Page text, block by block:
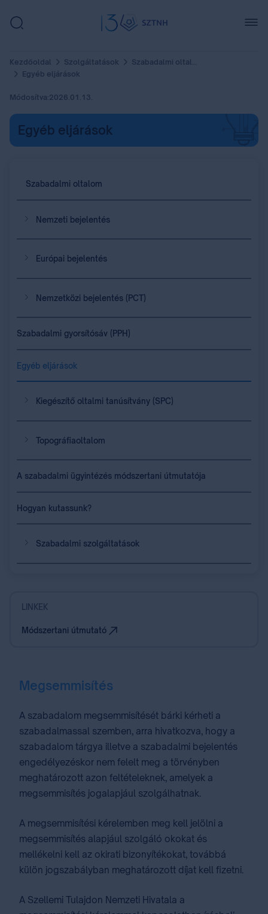
Kezdőoldal Szolgáltatások
Szabadalmi oltalom
Egyéb eljárások
Módosítva:2026.01.13.
Egyéb eljárások
Szabadalmi oltalom
Nemzeti bejelentés
Európai bejelentés
Nemzetközi bejelentés (PCT)
Szabadalmi gyorsítósáv (PPH)
Egyéb eljárások
Kiegészítő oltalmi tanúsítvány (SPC)
Topográfiaoltalom
A szabadalmi ügyintézés módszertani útmutatója
Hogyan kutassunk?
Szabadalmi szolgáltatások
LINKEK
Módszertani útmutató
Megsemmisítés
A szabadalom megsemmisítését bárki kérheti a
szabadalmassal szemben, arra hivatkozva, hogy a
szabadalom tárgya illetve a szabadalmi bejelentés
engedélyezéskor nem felelt meg a törvényben
meghatározott azon feltételeknek, amelyek a
megsemmisítés jogalapjául szolgálhatnak.
A megsemmisítési kérelemben meg kell jelölni a
megsemmisítés alapjául szolgáló okokat és
mellékelni kell az okirati bizonyítékokat, továbbá
külön jogszabályban meghatározott díjat kell fizetni.
A Szellemi Tulajdon Nemzeti Hivatala a